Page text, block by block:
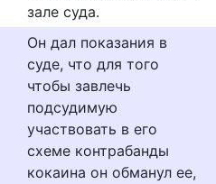
зале суда.
Он дал показания в
суде, что для того
чтобы завлечь
подсудимую
участвовать в его
схеме контрабанды
кокаина он обманул ее,